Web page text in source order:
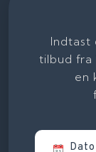
Indtast
tilbud fra
en